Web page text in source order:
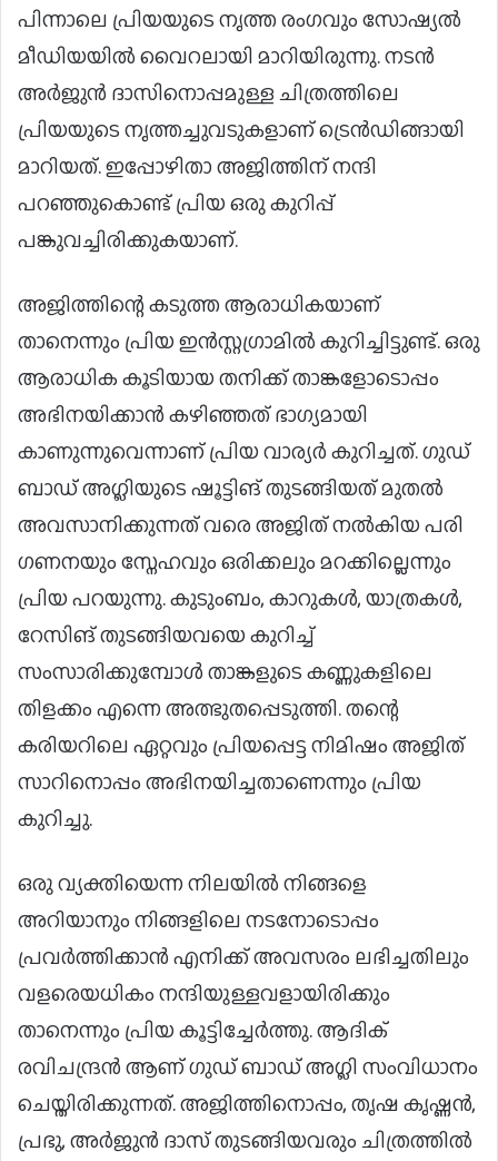
പിന്നാലെ പ്രിയയുടെ ​നൃത്ത രം​ഗവും സോഷ്യൽ
മീഡിയയിൽ വൈറലായി മാറിയിരുന്നു. നടൻ
അർജുൻ ദാസിനൊപ്പമുള്ള ​ചിത്രത്തിലെ
പ്രിയയുടെ നൃത്തച്ചുവടുകളാണ് ട്രെൻഡിങ്ങായി
മാറിയത്. ഇപ്പോഴിതാ അജിത്തിന് നന്ദി
പറഞ്ഞുകൊണ്ട് പ്രിയ ഒരു കുറിപ്പ്
പങ്കുവച്ചിരിക്കുകയാണ്.
അജിത്തിന്റെ കടുത്ത ആരാധികയാണ്
താനെന്നും പ്രിയ ഇൻസ്റ്റ​ഗ്രാമിൽ കുറിച്ചിട്ടുണ്ട്. ഒരു
ആരാധിക കൂടിയായ തനിക്ക് താങ്കളോടൊപ്പം
അഭിനയിക്കാൻ കഴിഞ്ഞത് ഭാഗ്യമായി
കാണുന്നുവെന്നാണ് പ്രിയ വാര്യര്‍ കുറിച്ചത്. ഗുഡ്
ബാഡ് അ​ഗ്ലിയുടെ ഷൂട്ടിങ് തുടങ്ങിയത് മുതൽ
അവസാനിക്കുന്നത് വരെ അജിത് നൽകിയ പരി​
ഗണനയും സ്നേഹവും ഒരിക്കലും മറക്കില്ലെന്നും
പ്രിയ പറയുന്നു. കുടുംബം, കാറുകൾ, യാത്രകൾ,
റേസിങ് തുടങ്ങിയവയെ കുറിച്ച്
സംസാരിക്കുമ്പോൾ താങ്കളുടെ കണ്ണുകളിലെ
തിളക്കം എന്നെ അത്ഭുതപ്പെടുത്തി. തന്റെ
കരിയറിലെ ഏറ്റവും പ്രിയപ്പെട്ട നിമിഷം അജിത്
സാറിനൊപ്പം അഭിനയിച്ചതാണെന്നും പ്രിയ
കുറിച്ചു.
ഒരു വ്യക്തിയെന്ന നിലയിൽ നിങ്ങളെ
അറിയാനും നിങ്ങളിലെ നടനോടൊപ്പം
പ്രവർത്തിക്കാൻ എനിക്ക് അവസരം ലഭിച്ചതിലും
വളരെയധികം നന്ദിയുള്ളവളായിരിക്കും
താനെന്നും പ്രിയ കൂട്ടിച്ചേർത്തു. ആദിക്
രവിചന്ദ്രൻ ആണ് ​ഗുഡ് ബാഡ് അ​ഗ്ലി സംവിധാനം
ചെയ്തിരിക്കുന്നത്. അജിത്തിനൊപ്പം, തൃഷ കൃഷ്ണൻ,
പ്രഭു, അർജുൻ ദാസ് തുടങ്ങിയവരും ചിത്രത്തിൽ